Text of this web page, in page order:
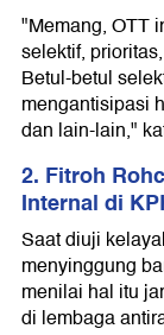
"Memang, OTT
selektif,
Betul-betul
mengantisipasi
dan lain-lain,"
2. Fitroh
Internal di
Saat diuji
menyinggung
menilai hal itu
di lembaga